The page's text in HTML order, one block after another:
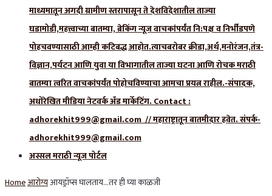
माध्यमातून अगदी ग्रामीण स्तरापासून ते देशविदेशातील ताज्या
घडामोडी,महत्त्वाच्या बातम्या, ब्रेकिंग न्यूज वाचकांपर्यंत नि:पक्ष व निर्भीडपणे
पोहचवण्यासाठी आम्ही कटिबद्ध आहोत.त्याचबरोबर क्रीडा,अर्थ,मनोरंजन,तंत्र-
विज्ञान,पर्यटन आणि युवा या विभागातील ताज्या घटना आणि रोचक मराठी
बातम्या त्वरित वाचकांपर्यंत पोहोचविण्याचा आमचा प्रयत्न राहील.-संपादक,
अधोरेखित मीडिया नेटवर्क अँड मार्केटिंग. Contact :
adhorekhit999@gmail.com // महाराष्ट्रातून बातमीदार हवेत. संपर्क-
adhorekhit999@gmail.com
अस्सल मराठी न्यूज पोर्टल
Homeआरोग्यआयड्रॉप्स घालताय…तर ही घ्या काळजी